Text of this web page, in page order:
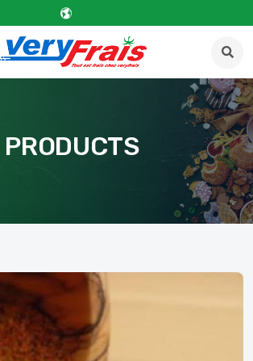
PRODUCTS